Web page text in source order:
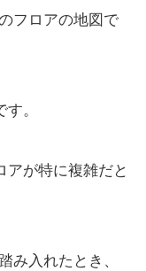
フロアの地図で
。
アが特に複雑だと
入れたとき、